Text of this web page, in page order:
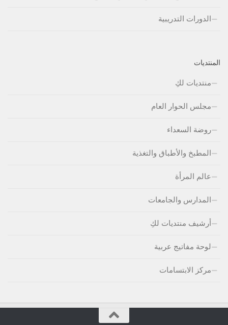
الدورات التدريبية
المنتديات
منتديات لكِ
مجلس الحوار العام
روضة السعداء
المطبخ والأطباق والتغذية
عالم المرأة
المدارس والجامعات
أرشيف منتديات لكِ
لوحة مفاتيج عربية
مركز الابتسامات